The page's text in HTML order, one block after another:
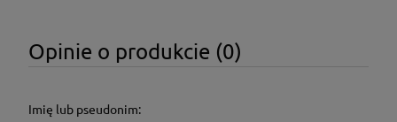
Opinie o produkcie (0)
Imię lub pseudonim: